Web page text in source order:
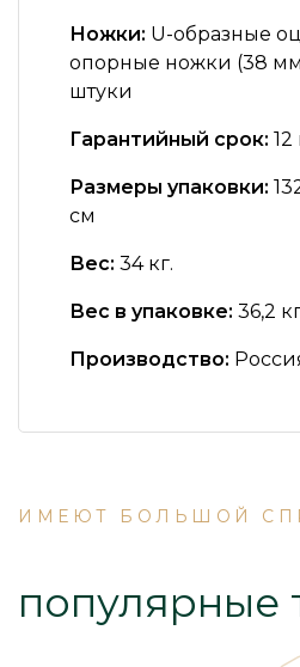
Ножки: U-образные
опорные ножки (38 мм
штуки
Гарантийный срок:
Размеры упаковки:
см
Вес: 34 кг.
Вес в упаковке: 36,2
Производство:
ИМЕЮТ БОЛЬШОЙ
популярные